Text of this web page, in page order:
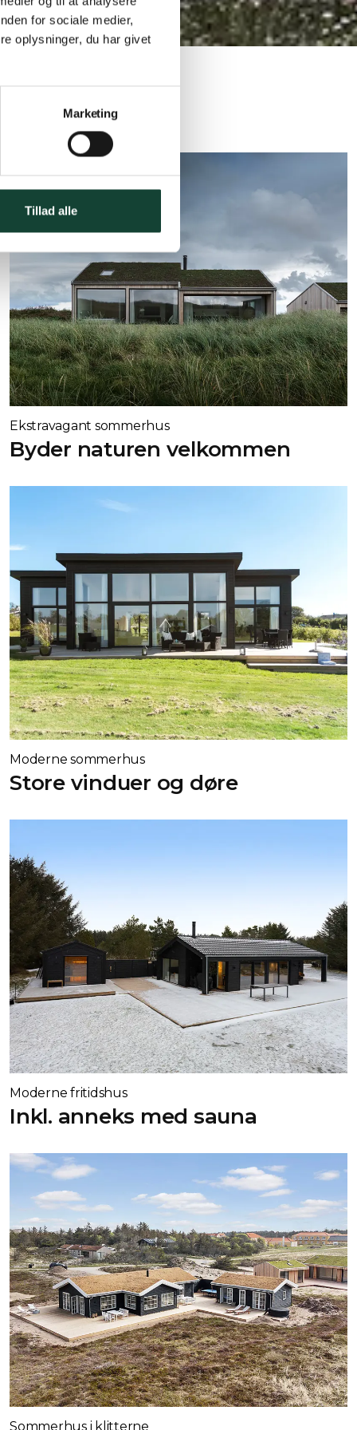
for sociale medier,
oplysninger, du har givet
Marketing
Tillad alle
Ekstravagant sommerhus
Byder naturen velkommen
Moderne sommerhus
Store vinduer og døre
Moderne fritidshus
Inkl. anneks med sauna
Sommerhus i klitterne